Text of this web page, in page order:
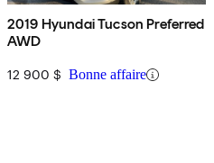
2019 Hyundai Tucson Preferred
AWD
12 900 $ Bonne affaire